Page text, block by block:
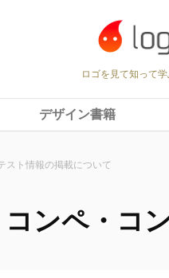
ロゴを見て知って
デザイン書籍
スト情報の掲載について
ンペ・コ